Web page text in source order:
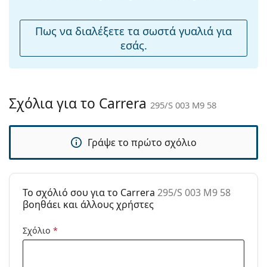
υφασμάτινη θήκη αντί για πανί.
Εξερευνήστε την πλήρη γκάμα
γυαλιών ηλίουγια να
βρείτε περισσότερα μοντέλα από δημοφιλείς μάρκες.
μαξιλάρια
μύτης:
άρθρωση:
Όχι
Παρέχονται με
θήκη:
Ναι
καθαρισμού:
Ναι
Άλλα
Τύπος:
Unisex
Κατηγορία:
Γυαλιά Ηλίου Επώνυμες Μάρκες
Μάρκα:
Πως να διαλέξετε τα σωστά γυαλιά για
εσάς.
Σχόλια για το Carrera 295/S 003 M9 58
Γράψε το πρώτο σχόλιο
To σχόλιό σου για το Carrera 295/S 003 M9 58
βοηθάει και άλλους χρήστες
Σχόλιο *